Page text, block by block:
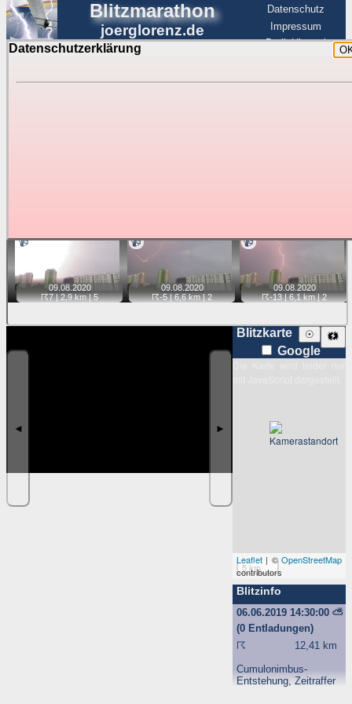
Datenschutzerklärung
Blitzmarathon
joerglorenz.de
Datenschutz
Impressum
BerlinHimmel
Blitzmarathon
Luftfahrt
📹
09.08. 2020
☈7| 2,9 km |5
📹
09.08. 2020
☈-5| 6,6 km |2
📹
09.08. 2020
☈-13| 6,1 km |2
◄ ►
Blitzkarte 🗱
☉
Google
5 km
Leaflet | ©OpenStreetMap
contributors
Blitzinfo
06.06.2019 14:30:00⛅
(0 Entladungen)
☈
12,41 km
Cumulonimbus-
Entstehung, Zeitraffer